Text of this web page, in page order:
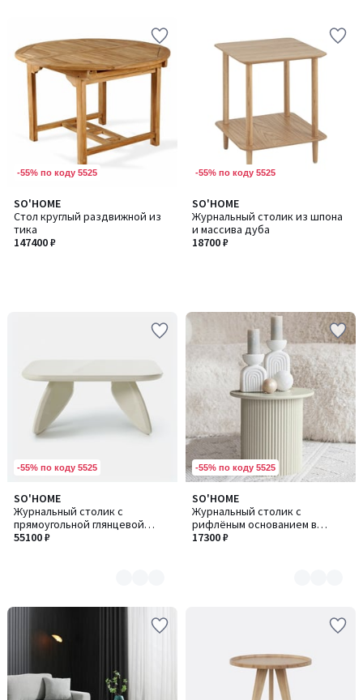
-55% по коду 5525
SO'HOME
Стол круглый раздвижной из
тика
147400 ₽
-55% по коду 5525
SO'HOME
Журнальный столик из шпона
и массива дуба
18700 ₽
-55% по коду 5525
SO'HOME
Журнальный столик с
прямоугольной глянцевой
столешницей
55100 ₽
Количество
цветов:
2
-55% по коду 5525
SO'HOME
Журнальный столик с
рифлёным основанием в
пастельном цвете
17300 ₽
Количество
цветов:
5